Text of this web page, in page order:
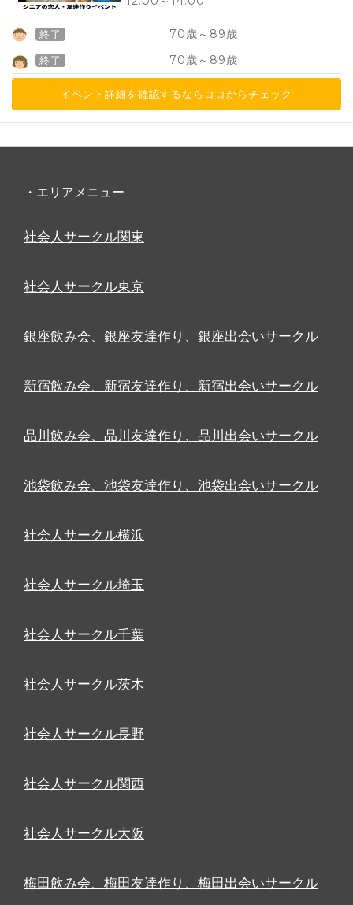
終了 70歳～ 89歳
終了 70歳～ 89歳
イベント詳細を確認するならココからチェック
・エリアメニュー
社会人サークル関東
社会人サークル東京
銀座飲み会、銀座友達作り、銀座出会いサークル
新宿飲み会、新宿友達作り、新宿出会いサークル
品川飲み会、品川友達作り、品川出会いサークル
池袋飲み会、池袋友達作り、池袋出会いサークル
社会人サークル横浜
社会人サークル埼玉
社会人サークル千葉
社会人サークル茨木
社会人サークル長野
社会人サークル関西
社会人サークル大阪
梅田飲み会、梅田友達作り、梅田出会いサークル